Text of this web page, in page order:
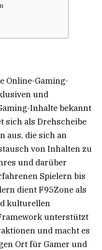
Online-Gaming-
und
Inhalte bekannt
sich als Drehscheibe
aus, die sich an
von Inhalten zu
und darüber
Spielern bis
dient F95Zone als
kulturellen
unterstützt
und macht es
Ort für Gamer und